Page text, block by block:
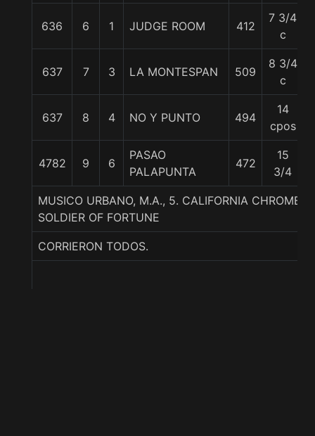
636 6 1 JUDGE ROOM 412
7 3/4
c
637 7 3 LA MONTESPAN 509
8 3/4
c
637 8 4 NO Y PUNTO 494
14
cpos
4782 9 6
PASAO
PALAPUNTA
472
15
3/4
MUSICO URBANO, M.A., 5. CALIFORNIA CHROME-
SOLDIER OF FORTUNE
CORRIERON TODOS.